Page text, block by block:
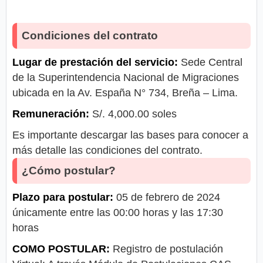
Condiciones del contrato
Lugar de prestación del servicio: Sede Central
de la Superintendencia Nacional de Migraciones
ubicada en la Av. España N° 734, Breña – Lima.
Remuneración: S/. 4,000.00 soles
Es importante descargar las bases para conocer a
más detalle las condiciones del contrato.
¿Cómo postular?
Plazo para postular: 05 de febrero de 2024
únicamente entre las 00:00 horas y las 17:30
horas
COMO POSTULAR: Registro de postulación